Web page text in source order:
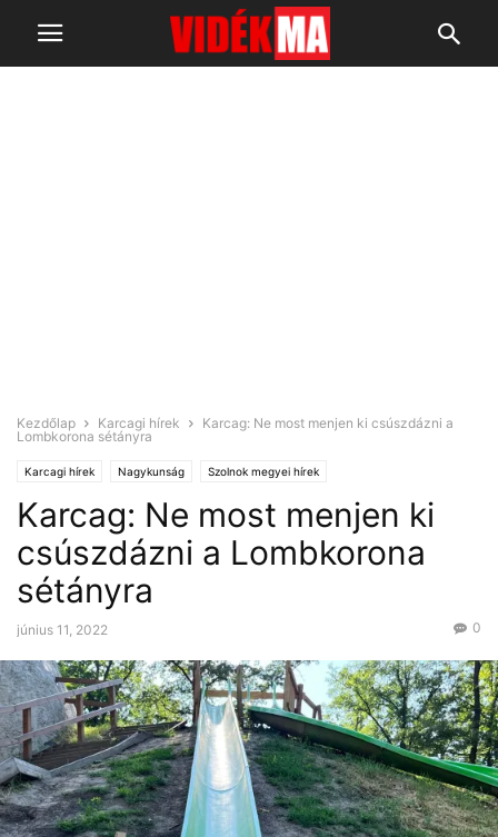
Kezdőlap Karcagi hírek
Karcag: Ne most menjen ki csúszdázni a
Lombkorona sétányra
Karcagi hírek Nagykunság Szolnok megyei hírek
Karcag: Ne most menjen ki
csúszdázni a Lombkorona
sétányra
június 11, 2022 0